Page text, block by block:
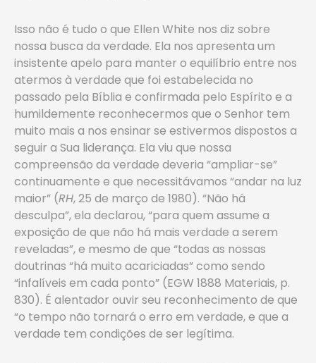
Isso não é tudo o que Ellen White nos diz sobre
nossa busca da verdade. Ela nos apresenta um
insistente apelo para manter o equilíbrio entre nos
atermos à verdade que foi estabelecida no
passado pela Bíblia e confirmada pelo Espírito e a
humildemente reconhecermos que o Senhor tem
muito mais a nos ensinar se estivermos dispostos a
seguir a Sua liderança. Ela viu que nossa
compreensão da verdade deveria “ampliar-se”
continuamente e que necessitávamos “andar na luz
maior” (RH, 25 de março de 1980). “Não há
desculpa”, ela declarou, “para quem assume a
exposição de que não há mais verdade a serem
reveladas”, e mesmo de que “todas as nossas
doutrinas “há muito acariciadas” como sendo
“infalíveis em cada ponto” (EGW 1888 Materiais, p.
830). É alentador ouvir seu reconhecimento de que
“o tempo não tornará o erro em verdade, e que a
verdade tem condições de ser legítima.